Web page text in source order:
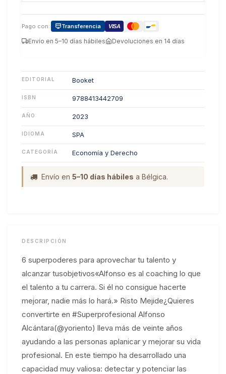
Pago con: Transferencia VISA
Envío en 5–10 días hábiles Devoluciones en 14 días
EDITORIAL Booket
ISBN 9788413442709
AÑO 2023
IDIOMA SPA
CATEGORÍA Economía y Derecho
Envío en 5–10 días hábiles a Bélgica.
DESCRIPCIÓN
6 superpoderes para aprovechar tu talento y
alcanzar tusobjetivos«Alfonso es al coaching lo que
el talento a tu carrera. Si él no consigue hacerte
mejorar, nadie más lo hará.» Risto Mejide¿Quieres
convertirte en #Superprofesional Alfonso
Alcántara(@yoriento) lleva más de veinte años
ayudando a las personas aplanicar y mejorar su vida
profesional. En este tiempo ha desarrollado una
capacidad muy valiosa: detectar y potenciar las